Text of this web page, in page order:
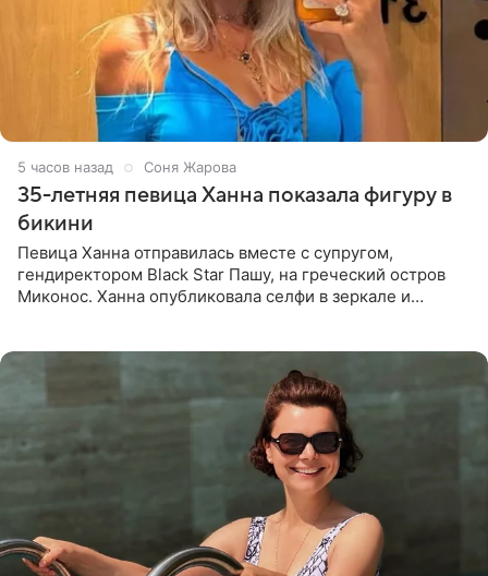
5 часов назад Соня Жарова
35-летняя певица Ханна показала фигуру в
бикини
Певица Ханна отправилась вместе с супругом,
гендиректором Black Star Пашу, на греческий остров
Миконос. Ханна опубликовала селфи в зеркале и